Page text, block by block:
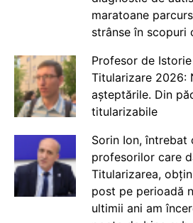
maratoane
strânse în scopuri
Profesor de
Titularizare 2026:
așteptările. Din
titularizabile
Sorin Ion, întrebat
profesorilor care
Titularizarea,
post pe perioadă
ultimii ani am